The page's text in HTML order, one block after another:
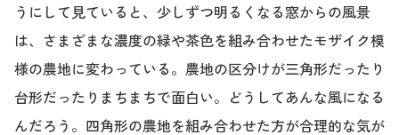
うにして見ていると、少しずつ明るくなる窓からの風景
は、さまざまな濃度の緑や茶色を組み合わせたモザイク模
様の農地に変わっている。農地の区分けが三角形だったり
台形だったりまちまちで面白い。どうしてあんな風になる
んだろう。四角形の農地を組み合わせた方が合理的な気が